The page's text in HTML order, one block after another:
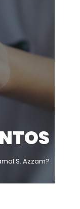
S. Azzam?